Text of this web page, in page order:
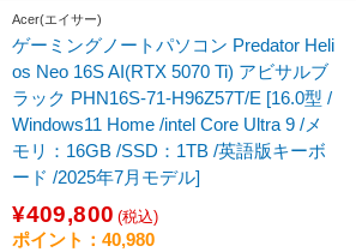
Acer(エイサー)
ゲーミングノートパソコン Predator Heli
os Neo 16S AI(RTX 5070 Ti) アビサルブ
ラック PHN16S-71-H96Z57T/E [16.0型 /
Windows11 Home /intel Core Ultra 9 /メ
モリ：16GB /SSD：1TB /英語版キーボ
ード /2025年7月モデル]
¥409,800 (税込)
ポイント：40,980